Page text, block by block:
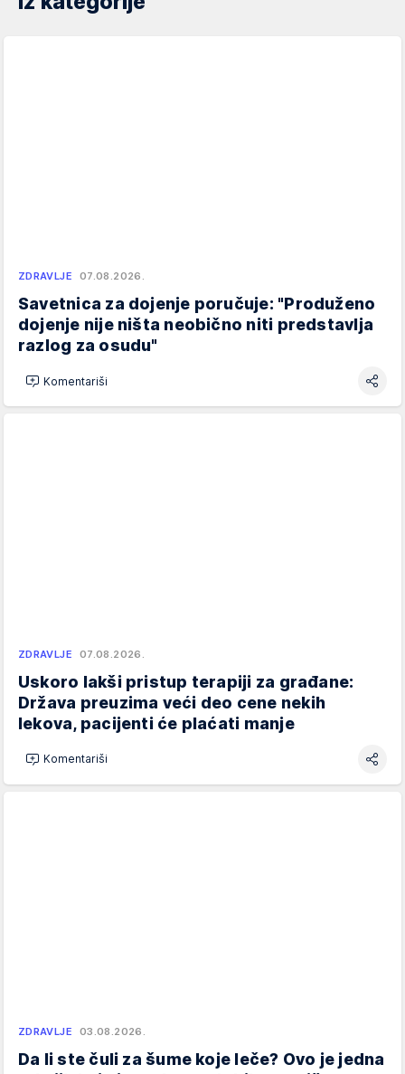
ZDRAVLJE 07.08.2026.
Savetnica za dojenje poručuje: "Produženo
dojenje nije ništa neobično niti predstavlja
razlog za osudu"
Komentariši
ZDRAVLJE 07.08.2026.
Uskoro lakši pristup terapiji za građane:
Država preuzima veći deo cene nekih
lekova, pacijenti će plaćati manje
Komentariši
ZDRAVLJE 03.08.2026.
Da li ste čuli za šume koje leče? Ovo je jedna